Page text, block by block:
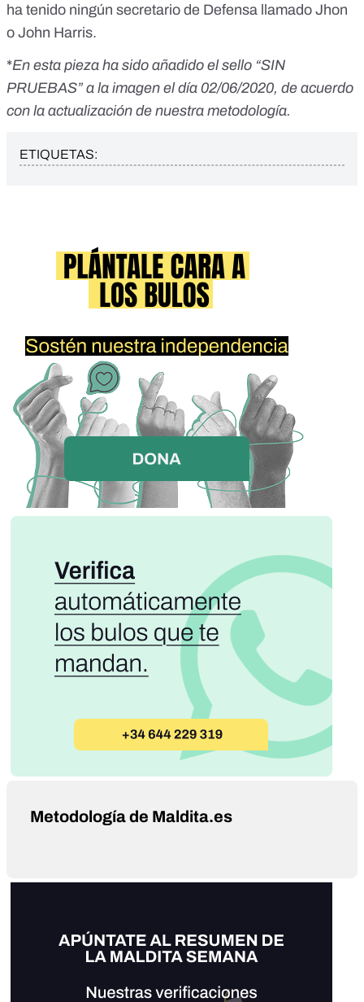
ha tenido ningún secretario de Defensa llamado Jhon
o John Harris.
*En esta pieza ha sido añadido el sello “SIN
PRUEBAS” a la imagen el día 02/06/2020, de acuerdo
con la actualización de nuestra metodología.
ETIQUETAS:
Metodología de Maldita.es